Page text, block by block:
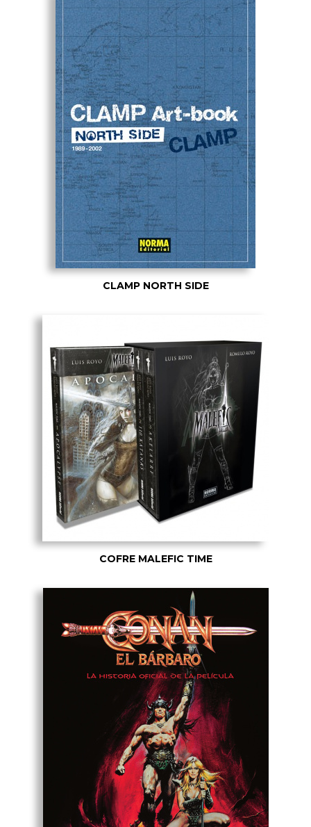
CLAMP NORTH SIDE
COFRE MALEFIC TIME